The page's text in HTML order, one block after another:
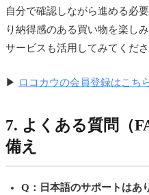
自分で確認しながら進める必
り納得感のある買い物を楽し
サービスも活用してみてくださ
▶ ロコカウの会員登録はこち
7. よくある質問（
備え
Q：日本語のサポートはあ